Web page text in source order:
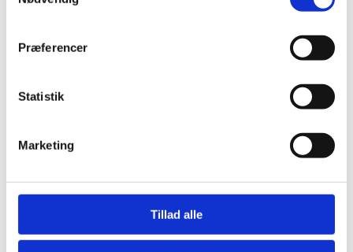
Præferencer
Statistik
Marketing
Tillad alle
+ Flere varianter
Se produkt Dette vare har flere varianter. Mulighederne kan
vælges på varesiden
Kvadrat